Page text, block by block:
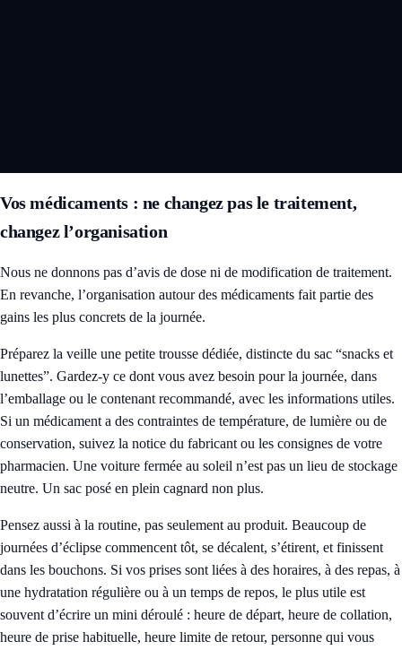
Vos médicaments : ne changez pas le traitement,
changez l’organisation
Nous ne donnons pas d’avis de dose ni de modification de traitement.
En revanche, l’organisation autour des médicaments fait partie des
gains les plus concrets de la journée.
Préparez la veille une petite trousse dédiée, distincte du sac “snacks et
lunettes”. Gardez-y ce dont vous avez besoin pour la journée, dans
l’emballage ou le contenant recommandé, avec les informations utiles.
Si un médicament a des contraintes de température, de lumière ou de
conservation, suivez la notice du fabricant ou les consignes de votre
pharmacien. Une voiture fermée au soleil n’est pas un lieu de stockage
neutre. Un sac posé en plein cagnard non plus.
Pensez aussi à la routine, pas seulement au produit. Beaucoup de
journées d’éclipse commencent tôt, se décalent, s’étirent, et finissent
dans les bouchons. Si vos prises sont liées à des horaires, à des repas, à
une hydratation régulière ou à un temps de repos, le plus utile est
souvent d’écrire un mini déroulé : heure de départ, heure de collation,
heure de prise habituelle, heure limite de retour, personne qui vous